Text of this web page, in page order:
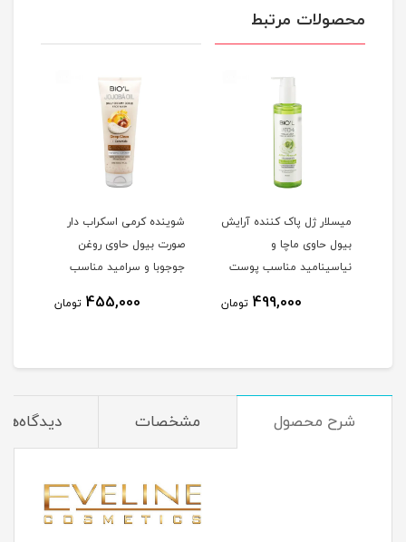
محصولات مرتبط
میسلار ژل پاک کننده آرایش
بیول حاوی ماچا و
نیاسینامید مناسب پوست
499,000 تومان
شوینده کرمی اسکراب دار
صورت بیول حاوی روغن
جوجوبا و سرامید مناسب
455,000 تومان
شرح محصول مشخصات دیدگاه‌ها